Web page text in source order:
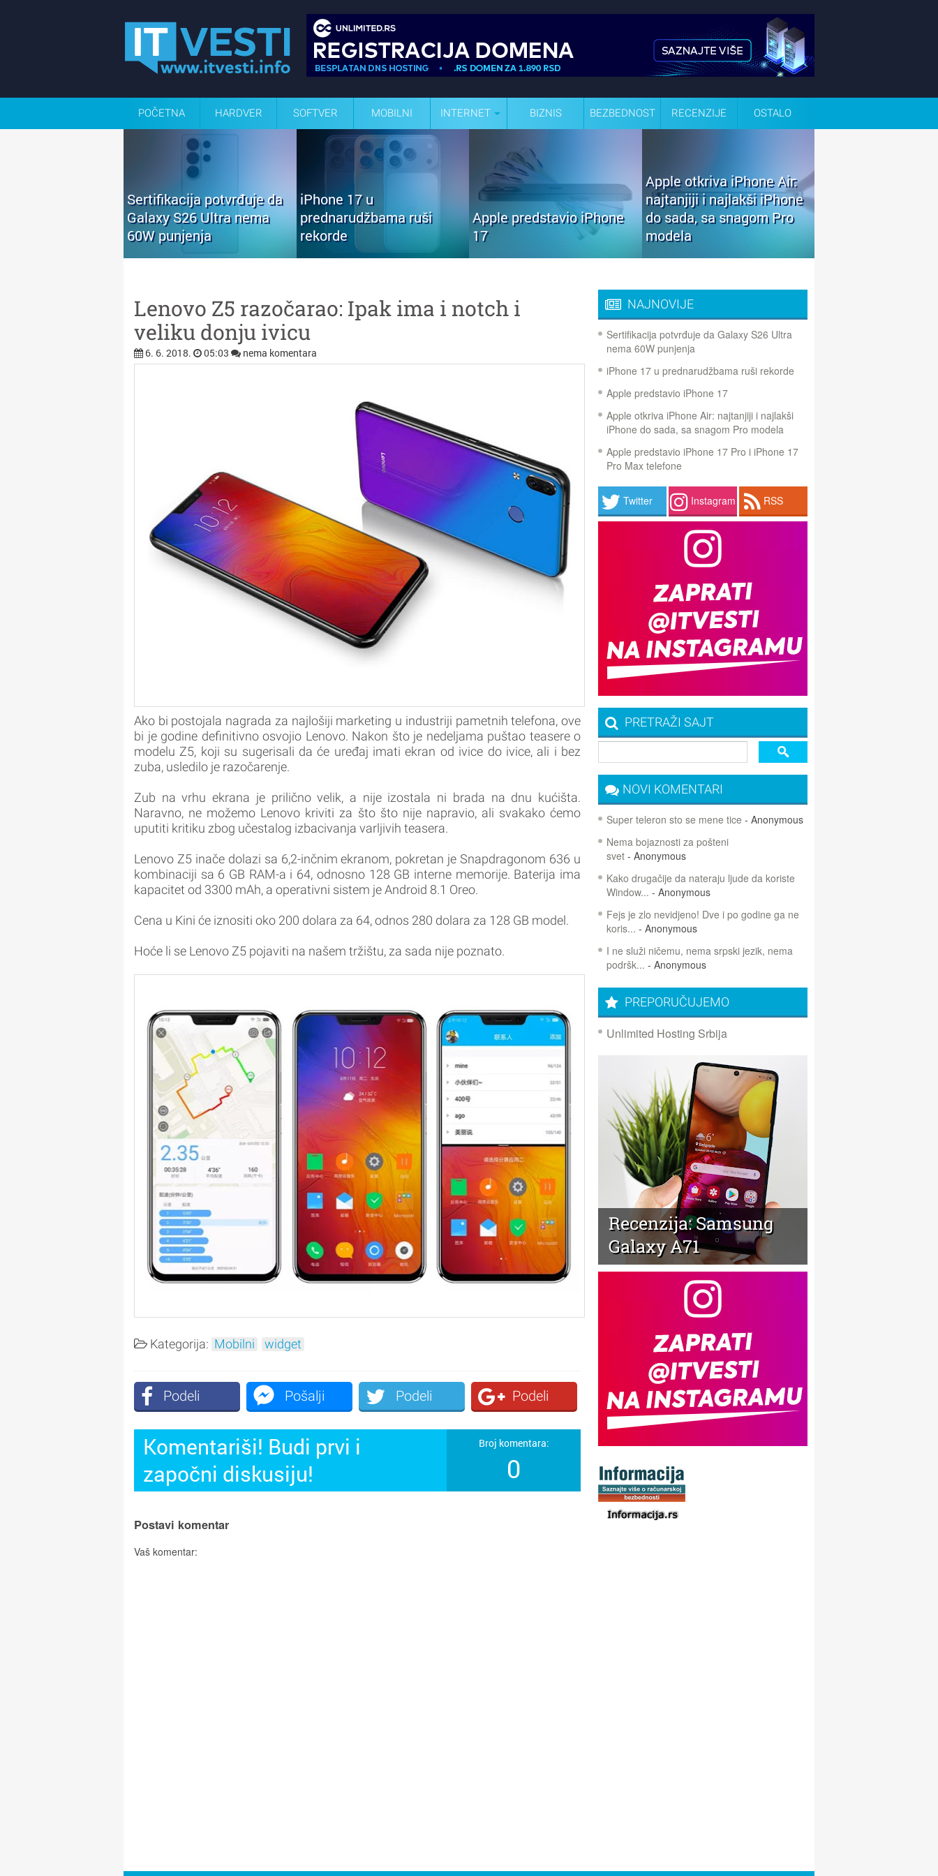
POČETNA HARDVER SOFTVER MOBILNI INTERNET BIZNIS BEZBEDNOST RECENZIJE OSTALO
Sertifikacija potvrđuje da
Galaxy S26 Ultra nema
60W punjenja
iPhone 17 u
prednarudžbama ruši
rekorde
Apple predstavio iPhone
17
Apple otkriva iPhone Air:
najtanjiji i najlakši iPhone
do sada, sa snagom Pro
modela
Lenovo Z5 razočarao: Ipak ima i notch i
veliku donju ivicu
6. 6. 2018. 05:03 nema komentara
Ako bi postojala nagrada za najlošiji marketing u industriji pametnih telefona, ove
bi je godine definitivno osvojio Lenovo. Nakon što je nedeljama puštao teasere o
modelu Z5, koji su sugerisali da će uređaj imati ekran od ivice do ivice, ali i bez
zuba, usledilo je razočarenje.
Zub na vrhu ekrana je prilično velik, a nije izostala ni brada na dnu kućišta.
Naravno, ne možemo Lenovo kriviti za što što nije napravio, ali svakako ćemo
uputiti kritiku zbog učestalog izbacivanja varljivih teasera.
Lenovo Z5 inače dolazi sa 6,2-inčnim ekranom, pokretan je Snapdragonom 636 u
kombinaciji sa 6 GB RAM-a i 64, odnosno 128 GB interne memorije. Baterija ima
kapacitet od 3300 mAh, a operativni sistem je Android 8.1 Oreo.
Cena u Kini će iznositi oko 200 dolara za 64, odnos 280 dolara za 128 GB model.
Hoće li se Lenovo Z5 pojaviti na našem tržištu, za sada nije poznato.
Kategorija: Mobilni widget
Podeli Pošalji Podeli Podeli
Komentariši! Budi prvi i
započni diskusiju!
Broj komentara:
0
Postavi komentar
Vaš komentar:
NAJNOVIJE
Sertifikacija potvrđuje da Galaxy S26 Ultra
nema 60W punjenja
iPhone 17 u prednarudžbama ruši rekorde
Apple predstavio iPhone 17
Apple otkriva iPhone Air: najtanjiji i najlakši
iPhone do sada, sa snagom Pro modela
Apple predstavio iPhone 17 Pro i iPhone 17
Pro Max telefone
Twitter Instagram RSS
PRETRAŽI SAJT
NOVI KOMENTARI
Super teleron sto se mene tice - Anonymous
Nema bojaznosti za pošteni
svet - Anonymous
Kako drugačije da nateraju ljude da koriste
Window... - Anonymous
Fejs je zlo nevidjeno! Dve i po godine ga ne
koris... - Anonymous
I ne služi ničemu, nema srpski jezik, nema
podršk... - Anonymous
PREPORUČUJEMO
Unlimited Hosting Srbija
Recenzija: Samsung
Galaxy A71